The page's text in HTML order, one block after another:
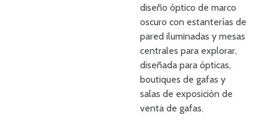
diseño óptico de marco
oscuro con estanterías de
pared iluminadas y mesas
centrales para explorar,
diseñada para ópticas,
boutiques de gafas y
salas de exposición de
venta de gafas.